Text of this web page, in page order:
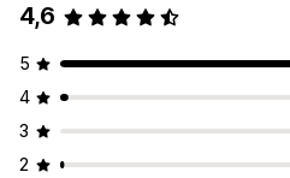
4,6
5
4
3
2